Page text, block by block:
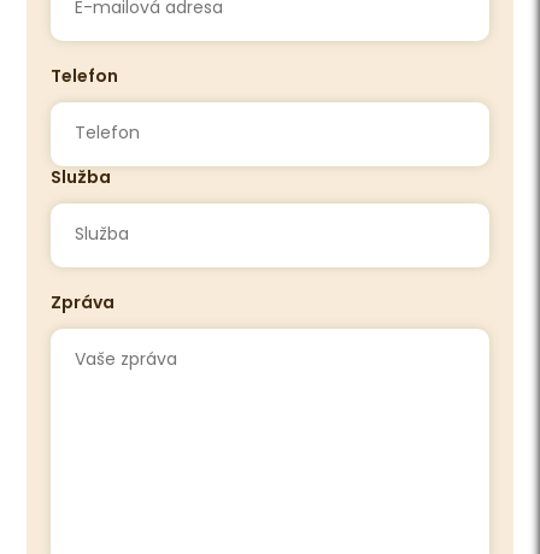
Telefon
Služba
Zpráva